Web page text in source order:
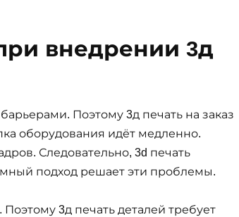
внедрении 3д
Поэтому 3д печать на заказ
оборудования идёт медленно.
Следовательно, 3d печать
подход решает эти проблемы.
3д печать деталей требует